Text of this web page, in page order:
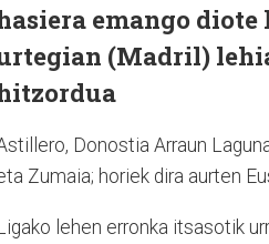
emango
(Madril)
Donostia Arraun
Zumaia; horiek dira aurten
lehen erronka itsasotik